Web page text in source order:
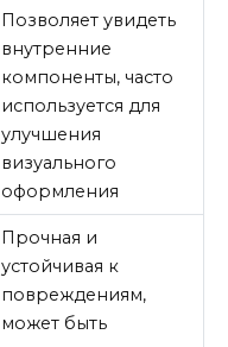
Позволяет увидеть
внутренние
компоненты, часто
используется для
улучшения
визуального
оформления
Прочная и
устойчивая к
повреждениям,
может быть